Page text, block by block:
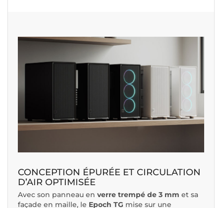
CONCEPTION ÉPURÉE ET CIRCULATION
D’AIR OPTIMISÉE
Avec son panneau en verre trempé de 3 mm et sa
façade en maille, le Epoch TG mise sur une